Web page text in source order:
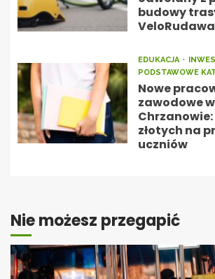
budowy
VeloRudawa
EDUKACJA
PODSTAWOWE
Nowe
zawodowe w
złotych na
uczniów
Nie możesz przegapić